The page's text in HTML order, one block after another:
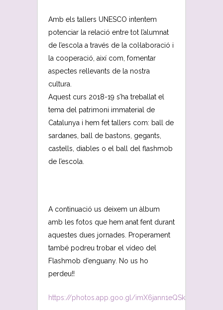
Amb els tallers UNESCO intentem
potenciar la relació entre tot l’alumnat
de l’escola a través de la col·laboració i
la cooperació, així com, fomentar
aspectes rellevants de la nostra
cultura.
Aquest curs 2018-19 s’ha treballat el
tema del patrimoni immaterial de
Catalunya i hem fet tallers com: ball de
sardanes, ball de bastons, gegants,
castells, diables o el ball del flashmob
de l’escola.
A continuació us deixem un àlbum
amb les fotos que hem anat fent durant
aquestes dues jornades. Properament
també podreu trobar el vídeo del
Flashmob d’enguany. No us ho
perdeu!!
https://photos.app.goo.gl/imX6jann1eQSkDyB8